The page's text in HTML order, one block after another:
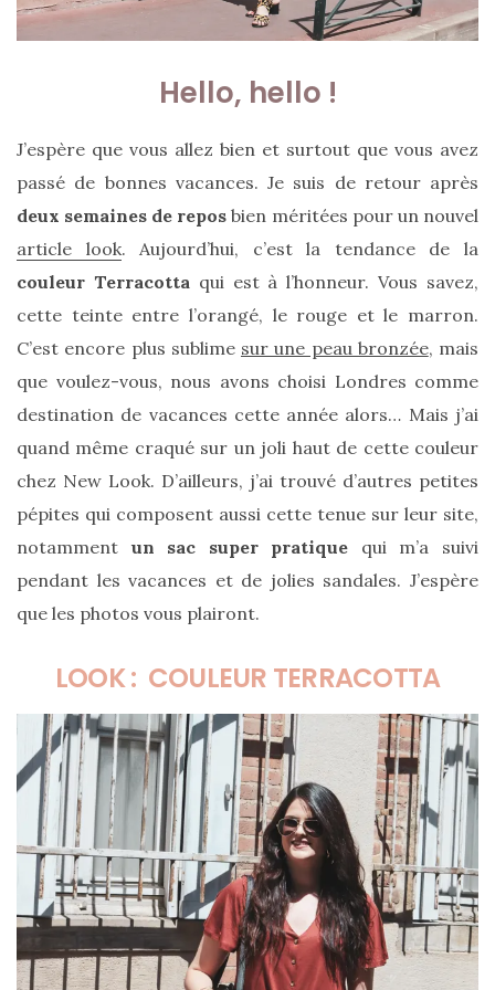
Sac
cabas
en
cuir
tressé
Parfois
:
mon
avis
shopper
chic
tendance
30/05/2026
Hello, hello !
J’espère que vous allez bien et surtout que vous avez
passé de bonnes vacances. Je suis de retour après
deux semaines de repos bien méritées pour un nouvel
article look. Aujourd’hui, c’est la tendance de la
couleur Terracottaqui est à l’honneur. Vous savez,
cette teinte entre l’orangé, le rouge et le marron.
C’est encore plus sublime sur une peau bronzée, mais
que voulez-vous, nous avons choisi Londres comme
destination de vacances cette année alors… Mais j’ai
quand même craqué sur un joli haut de cette couleur
chez New Look. D’ailleurs, j’ai trouvé d’autres petites
pépites qui composent aussi cette tenue sur leur site,
notamment un sac super pratique qui m’a suivi
pendant les vacances et de jolies sandales. J’espère
que les photos vous plairont.
LOOK : COULEUR TERRACOTTA